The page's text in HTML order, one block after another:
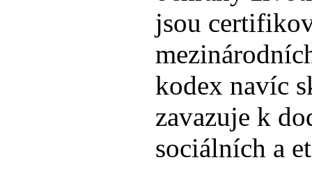
jsou
kodex navíc
zavazuje k
sociálních a